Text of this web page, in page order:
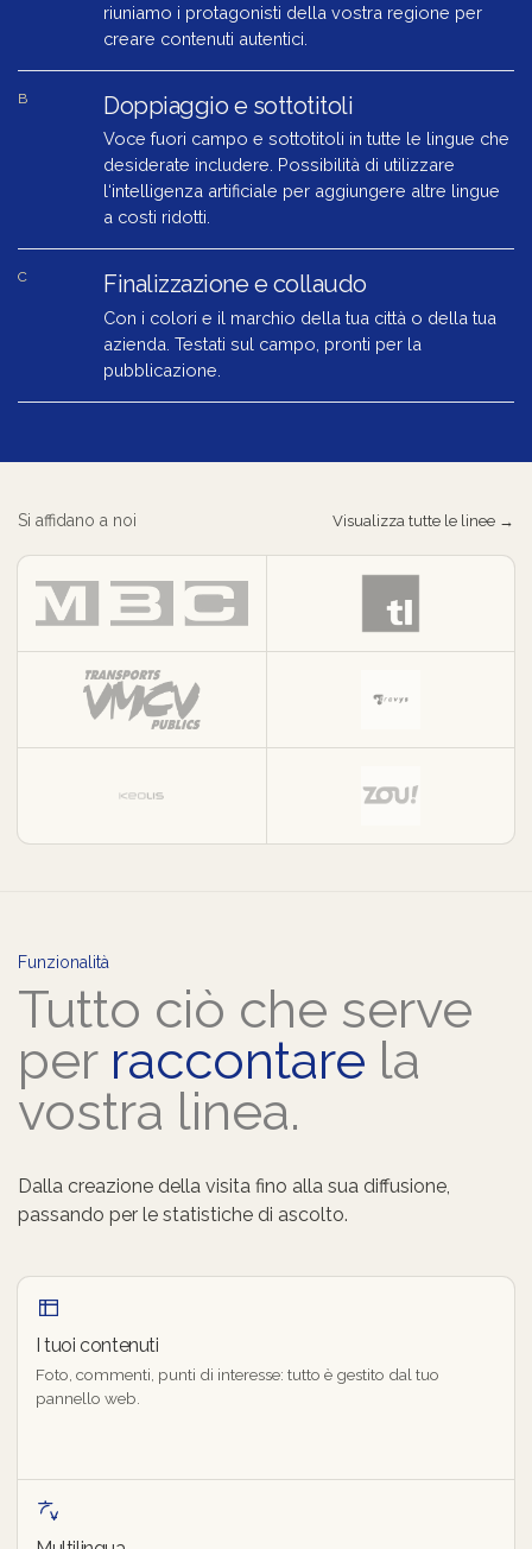
riuniamo i protagonisti della vostra regione per
creare contenuti autentici.
B Doppiaggio e sottotitoli
Voce fuori campo e sottotitoli in tutte le lingue che
desiderate includere. Possibilità di utilizzare
l‘intelligenza artificiale per aggiungere altre lingue
a costi ridotti.
C Finalizzazione e collaudo
Con i colori e il marchio della tua città o della tua
azienda. Testati sul campo, pronti per la
pubblicazione.
Si affidano a noi Visualizza tutte le linee →
Funzionalità
Tutto ciò che serve
per raccontare la
vostra linea.
Dalla creazione della visita fino alla sua diffusione,
passando per le statistiche di ascolto.
I tuoi contenuti
Foto, commenti, punti di interesse: tutto è gestito dal tuo
pannello web.